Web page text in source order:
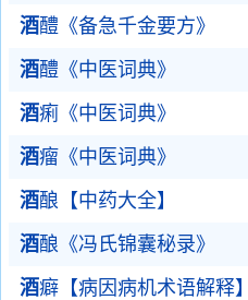
酒醴《备急千金要方》
酒醴《中医词典》
酒痢《中医词典》
酒瘤《中医词典》
酒酿【中药大全】
酒酿《冯氏锦囊秘录》
酒癖【病因病机术语解释】